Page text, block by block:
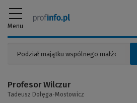
Menu
Profesor Wilczur
Tadeusz Dołęga-Mostowicz